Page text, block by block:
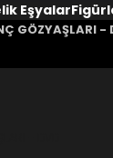
Eşyalar
GÖZYAŞLARI -